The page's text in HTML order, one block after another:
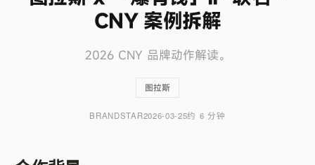
CNY 案例拆解
2026 CNY 品牌动作解读。
图拉斯
BRANDSTAR2026-03-25约 6 分钟